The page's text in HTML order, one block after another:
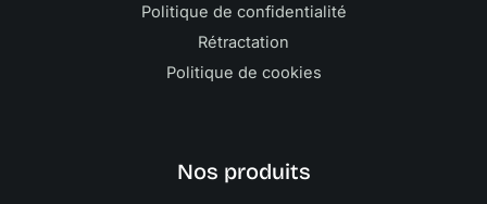
Politique de confidentialité
Rétractation
Politique de cookies
Nos produits